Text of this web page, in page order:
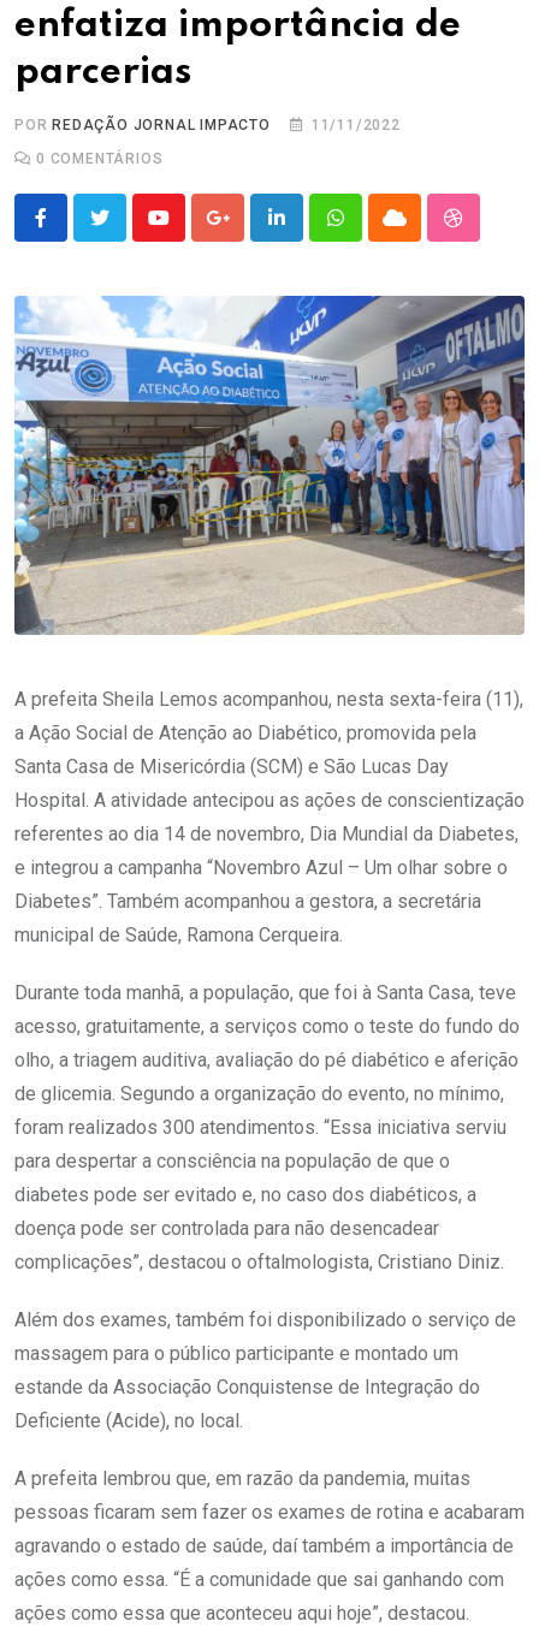
enfatiza importância de
parcerias
POR REDAÇÃO JORNAL IMPACTO
11/11/2022
0 COMENTÁRIOS
YoutubeGoogle+LinkedInWhatsappCloud
A prefeita Sheila Lemos acompanhou, nesta sexta-feira (11),
a Ação Social de Atenção ao Diabético, promovida pela
Santa Casa de Misericórdia (SCM) e São Lucas Day
Hospital. A atividade antecipou as ações de conscientização
referentes ao dia 14 de novembro, Dia Mundial da Diabetes,
e integrou a campanha “Novembro Azul – Um olhar sobre o
Diabetes”. Também acompanhou a gestora, a secretária
municipal de Saúde, Ramona Cerqueira.
Durante toda manhã, a população, que foi à Santa Casa, teve
acesso, gratuitamente, a serviços como o teste do fundo do
olho, a triagem auditiva, avaliação do pé diabético e aferição
de glicemia. Segundo a organização do evento, no mínimo,
foram realizados 300 atendimentos. “Essa iniciativa serviu
para despertar a consciência na população de que o
diabetes pode ser evitado e, no caso dos diabéticos, a
doença pode ser controlada para não desencadear
complicações”, destacou o oftalmologista, Cristiano Diniz.
Além dos exames, também foi disponibilizado o serviço de
massagem para o público participante e montado um
estande da Associação Conquistense de Integração do
Deficiente (Acide), no local.
A prefeita lembrou que, em razão da pandemia, muitas
pessoas ficaram sem fazer os exames de rotina e acabaram
agravando o estado de saúde, daí também a importância de
ações como essa. “É a comunidade que sai ganhando com
ações como essa que aconteceu aqui hoje”, destacou.